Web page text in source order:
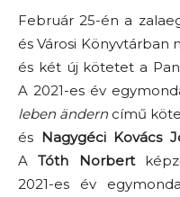
Február 25-én a
és Városi Könyvtárban
és két új kötetet a
A 2021-es év
leben ändern című
és Nagygéci Kovács
ATóth Norbert
2021-es év